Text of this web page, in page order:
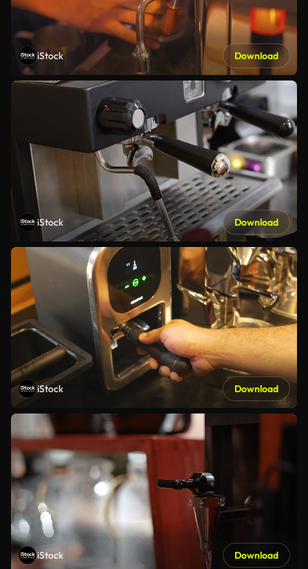
iStock Download
iStock Download
iStock Download
iStock Download